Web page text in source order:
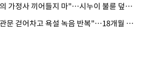
· "남의 가정사 끼어들지 마"…시누이 불륜 덮으려는 남편에 억울한 아내
· "현관문 걷어차고 욕설 녹음 반복"…18개월 아기 키우는 집 뒤흔든 '앞집의 비극'